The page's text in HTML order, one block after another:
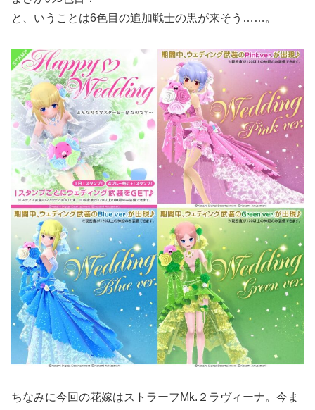
と、いうことは6色目の追加戦士の黒が来そう……。
ちなみに今回の花嫁はストラーフMk.２ラヴィーナ。今ま